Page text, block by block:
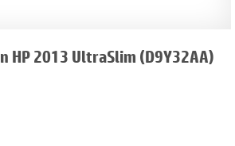
HP 2013 UltraSlim (D9Y32AA)